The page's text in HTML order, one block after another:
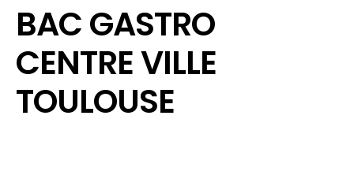
BAC GASTRO
CENTRE VILLE
TOULOUSE